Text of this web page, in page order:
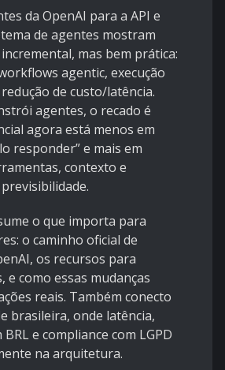
da OpenAI para a API e
de agentes mostram
mas bem prática:
agentic, execução
de custo/latência.
agentes, o recado é
agora está menos em
responder” e mais em
contexto e
o que importa para
o caminho oficial de
os recursos para
e como essas mudanças
reais. Também conecto
brasileira, onde latência,
e compliance com LGPD
na arquitetura.